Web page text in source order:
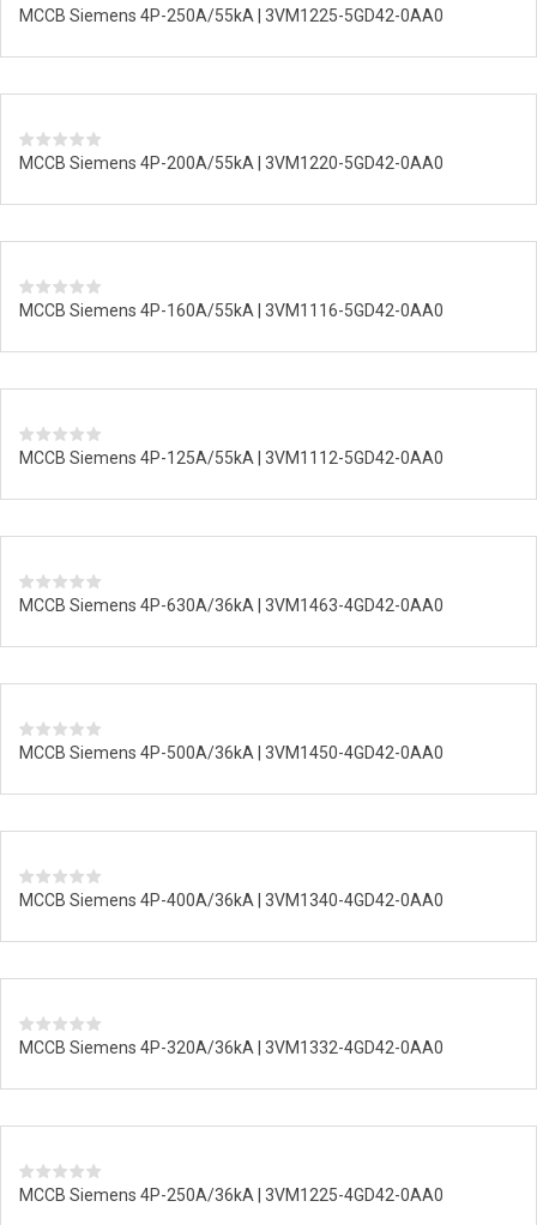
MCCB Siemens 4P-250A/55kA | 3VM1225-5GD42-0AA0
MCCB Siemens 4P-200A/55kA | 3VM1220-5GD42-0AA0
MCCB Siemens 4P-160A/55kA | 3VM1116-5GD42-0AA0
MCCB Siemens 4P-125A/55kA | 3VM1112-5GD42-0AA0
MCCB Siemens 4P-630A/36kA | 3VM1463-4GD42-0AA0
MCCB Siemens 4P-500A/36kA | 3VM1450-4GD42-0AA0
MCCB Siemens 4P-400A/36kA | 3VM1340-4GD42-0AA0
MCCB Siemens 4P-320A/36kA | 3VM1332-4GD42-0AA0
MCCB Siemens 4P-250A/36kA | 3VM1225-4GD42-0AA0